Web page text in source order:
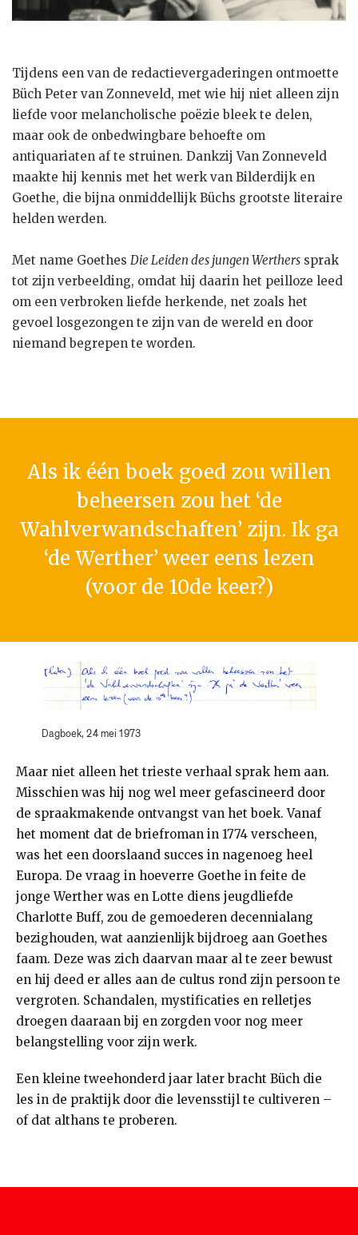
Tijdens een van de redactievergaderingen ontmoette
Büch Peter van Zonneveld, met wie hij niet alleen zijn
liefde voor melancholische poëzie bleek te delen,
maar ook de onbedwingbare behoefte om
antiquariaten af te struinen. Dankzij Van Zonneveld
maakte hij kennis met het werk van Bilderdijk en
Goethe, die bijna onmiddellijk Büchs grootste literaire
helden werden.
Met name Goethes Die Leiden des jungen Werthers sprak
tot zijn verbeelding, omdat hij daarin het peilloze leed
om een verbroken liefde herkende, net zoals het
gevoel losgezongen te zijn van de wereld en door
niemand begrepen te worden.
Als ik één boek goed zou willen
beheersen zou het ‘de
Wahlverwandschaften’ zijn. Ik ga
‘de Werther’ weer eens lezen
(voor de 10de keer?)
Dagboek, 24 mei 1973
Maar niet alleen het trieste verhaal sprak hem aan.
Misschien was hij nog wel meer gefascineerd door
de spraakmakende ontvangst van het boek. Vanaf
het moment dat de briefroman in 1774 verscheen,
was het een doorslaand succes in nagenoeg heel
Europa. De vraag in hoeverre Goethe in feite de
jonge Werther was en Lotte diens jeugdliefde
Charlotte Buff, zou de gemoederen decennialang
bezighouden, wat aanzienlijk bijdroeg aan Goethes
faam. Deze was zich daarvan maar al te zeer bewust
en hij deed er alles aan de cultus rond zijn persoon te
vergroten. Schandalen, mystificaties en relletjes
droegen daaraan bij en zorgden voor nog meer
belangstelling voor zijn werk.
Een kleine tweehonderd jaar later bracht Büch die
les in de praktijk door die levensstijl te cultiveren –
of dat althans te proberen.